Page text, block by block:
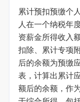
累计预扣预缴个
人在一个纳税年
资薪金所得收入
扣除、累计专项
后的余额为预缴
表，计算出累计
额后的余额，作